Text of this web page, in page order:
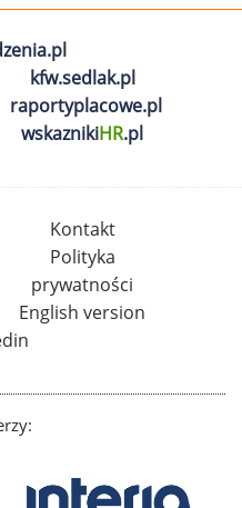
kfw.sedlak.pl
raportyplacowe.pl
wskaznikiHR.pl
Kontakt
Polityka
prywatności
English version